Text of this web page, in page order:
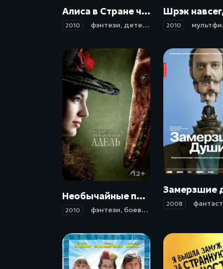
Алиса в Стране чудес / Alice in Wonderland (2010)
2010 фэнтези, детектив приключения,
2010
12+
Необычайные приключения Адель / Les aventures extraordinaires d'Adèle Blanc-Sec (2010)
2010 фэнтези, боевик детектив
2008